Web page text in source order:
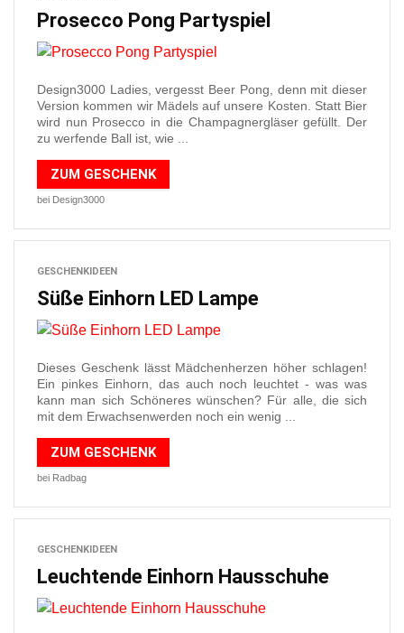
Prosecco Pong Partyspiel
Design3000 Ladies, vergesst Beer Pong, denn mit dieser
Version kommen wir Mädels auf unsere Kosten. Statt Bier
wird nun Prosecco in die Champagnergläser gefüllt. Der
zu werfende Ball ist, wie ...
ZUM GESCHENK
bei Design3000
GESCHENKIDEEN
Süße Einhorn LED Lampe
Dieses Geschenk lässt Mädchenherzen höher schlagen!
Ein pinkes Einhorn, das auch noch leuchtet - was was
kann man sich Schöneres wünschen? Für alle, die sich
mit dem Erwachsenwerden noch ein wenig ...
ZUM GESCHENK
bei Radbag
GESCHENKIDEEN
Leuchtende Einhorn Hausschuhe